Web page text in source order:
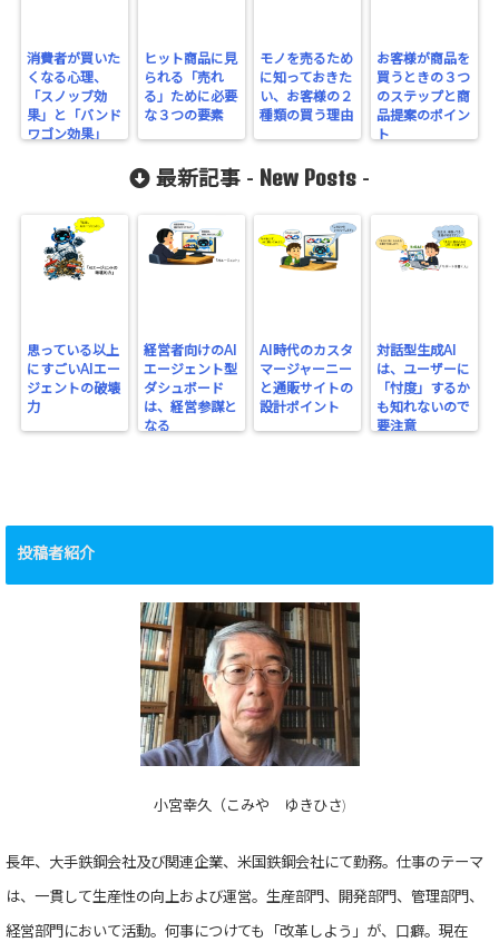
消費者が買いた
くなる心理、
「スノッブ効
果」と「バンド
ワゴン効果」
ヒット商品に見
られる「売れ
る」ために必要
な３つの要素
モノを売るため
に知っておきた
い、お客様の２
種類の買う理由
お客様が商品を
買うときの３つ
のステップと商
品提案のポイン
ト
最新記事 - New Posts -
思っている以上
にすごいAIエー
ジェントの破壊
力
経営者向けのAI
エージェント型
ダシュボード
は、経営参謀と
なる
AI時代のカスタ
マージャーニー
と通販サイトの
設計ポイント
対話型生成AI
は、ユーザーに
「忖度」するか
も知れないので
要注意
投稿者紹介
小宮幸久（こみや ゆきひさ)
長年、大手鉄鋼会社及び関連企業、米国鉄鋼会社にて勤務。仕事のテーマ
は、一貫して生産性の向上および運営。生産部門、開発部門、管理部門、
経営部門において活動。何事につけても「改革しよう」が、口癖。現在